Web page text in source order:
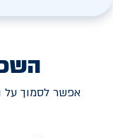
אפשר לסמוך על